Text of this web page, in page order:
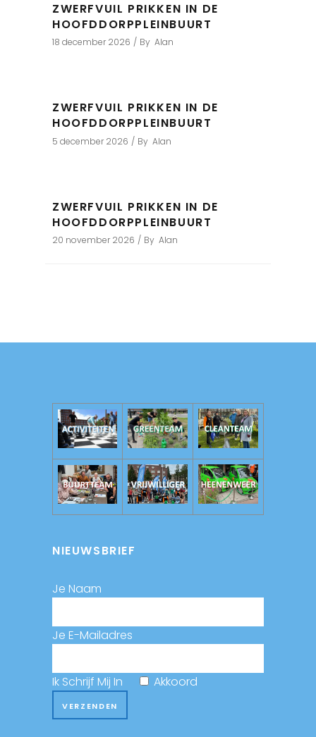
ZWERFVUIL PRIKKEN IN DE
HOOFDDORPPLEINBUURT
18 december 2026 By Alan
ZWERFVUIL PRIKKEN IN DE
HOOFDDORPPLEINBUURT
5 december 2026 By Alan
ZWERFVUIL PRIKKEN IN DE
HOOFDDORPPLEINBUURT
20 november 2026 By Alan
NIEUWSBRIEF
Je Naam
Je E-Mailadres
Ik Schrijf Mij In Akkoord